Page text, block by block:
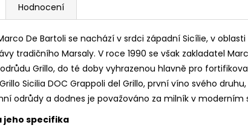
Hodnocení
De Bartoli se nachází v srdci západní Sicílie, v
tradičního Marsaly. V roce 1990 se však zakladatel
Grillo, do té doby vyhrazenou hlavně pro
Sicilia DOC Grappoli del Grillo, první víno svého
odrůdy a dodnes je považováno za milník v moderním
jeho specifika